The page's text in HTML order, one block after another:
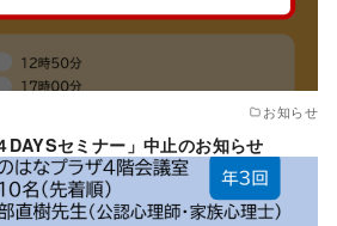
お知らせ
DAYSセミナー」中止のお知らせ